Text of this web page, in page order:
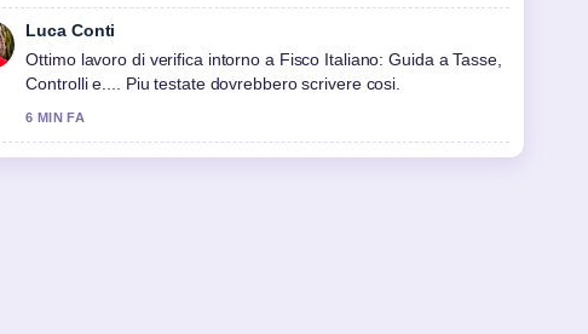
Luca Conti
Ottimo lavoro di verifica intorno a Fisco Italiano: Guida a Tasse,
Controlli e.... Piu testate dovrebbero scrivere cosi.
6 MIN FA